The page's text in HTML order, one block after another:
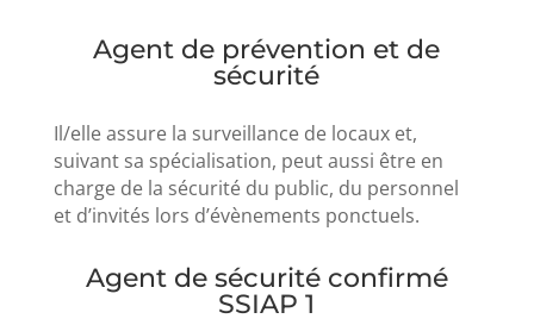
Agent de prévention et de
sécurité
Il/elle assure la surveillance de locaux et,
suivant sa spécialisation, peut aussi être en
charge de la sécurité du public, du personnel
et d’invités lors d’évènements ponctuels.
Agent de sécurité confirmé
SSIAP 1